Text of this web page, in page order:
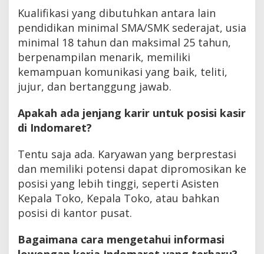
Kualifikasi yang dibutuhkan antara lain
pendidikan minimal SMA/SMK sederajat, usia
minimal 18 tahun dan maksimal 25 tahun,
berpenampilan menarik, memiliki
kemampuan komunikasi yang baik, teliti,
jujur, dan bertanggung jawab.
Apakah ada jenjang karir untuk posisi kasir
di Indomaret?
Tentu saja ada. Karyawan yang berprestasi
dan memiliki potensi dapat dipromosikan ke
posisi yang lebih tinggi, seperti Asisten
Kepala Toko, Kepala Toko, atau bahkan
posisi di kantor pusat.
Bagaimana cara mengetahui informasi